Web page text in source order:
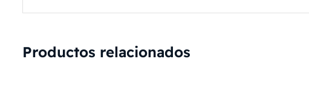
Productos relacionados